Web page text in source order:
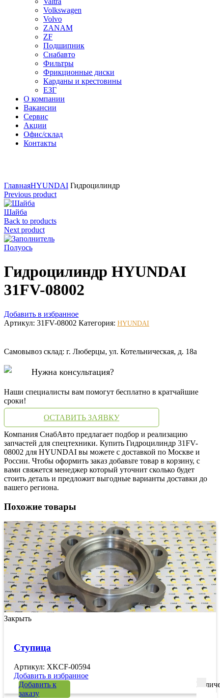
Volkswagen
Volvo
ZANAM
ZF
Подшипник
Снабавто
Фильтры
Фрикционные диски
Карданы и крестовины
ЕЗГ
О компании
Вакансии
Сервис
Акции
Офис/склад
Контакты
ГлавнаяHYUNDAI Гидроцилиндр
Previous product
Шайба
Back to products
Next product
Полуось
Гидроцилиндр HYUNDAI
31FV-08002
Добавить в избранное
Артикул: 31FV-08002 Категория: HYUNDAI
Самовывоз склад: г. Люберцы, ул. Котельническая, д. 18а
Нужна консультация?
Наши специалисты вам помогут бесплатно в кратчайшие
сроки!
ОСТАВИТЬ ЗАЯВКУ
Компания СнабАвто предлагает подбор и реализацию
запчастей для спецтехники. Купить Гидроцилиндр 31FV-
08002 для HYUNDAI вы можете с доставкой по Москве и
России. Чтобы оформить заказ добавьте товар в корзину, с
вами свяжется менеджер который уточнит сколько будет
стоить деталь и предложит выгодные варианты доставки до
вашего региона.
Похожие товары
Закрыть
Ступица
Артикул: XKCF-00594
Добавить в избранное
Добавить к
заказу